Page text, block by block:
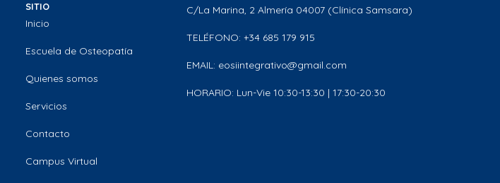
SITIO
Inicio
Escuela de Osteopatía
Quienes somos
Servicios
Contacto
Campus Virtual
C/La Marina, 2 Almería 04007 (Clínica Samsara)
TELÉFONO: +34 685 179 915
EMAIL: eosiintegrativo@gmail.com
HORARIO: Lun-Vie 10:30-13:30 | 17:30-20:30